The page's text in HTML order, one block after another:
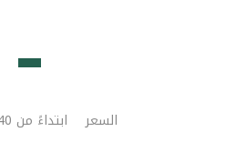
السعر ابتداءً من 14,340 د.ك